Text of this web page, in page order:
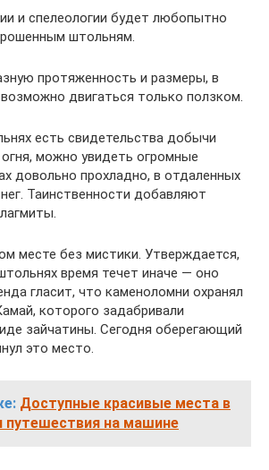
и спелеологии будет любопытно
штольням.
протяженность и размеры, в
двигаться только ползком.
есть свидетельства добычи
можно увидеть огромные
довольно прохладно, в отдаленных
Таинственности добавляют
месте без мистики. Утверждается,
время течет иначе — оно
гласит, что каменоломни охранял
которого задабривали
зайчатины. Сегодня оберегающий
это место.
Доступные красивые места в
путешествия на машине